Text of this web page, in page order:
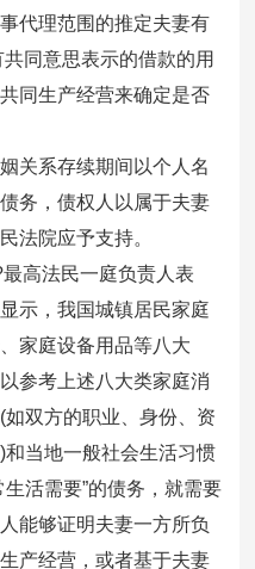
代理范围的推定夫妻有
同意思表示的借款的用
同生产经营来确定是否
关系存续期间以个人名
务，债权人以属于夫妻
法院应予支持。
高法民一庭负责人表
示，我国城镇居民家庭
家庭设备用品等八大
参考上述八大类家庭消
双方的职业、身份、资
当地一般社会生活习惯
活需要”的债务，就需要
能够证明夫妻一方所负
产经营，或者基于夫妻